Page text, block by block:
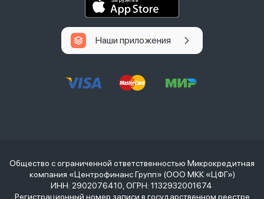
Наши приложения
Общество с ограниченной ответственностью Микрокредитная
компания «Центрофинанс Групп» (ООО МКК «ЦФГ»)
ИНН: 2902076410, ОГРН: 1132932001674
Регистрационный номер записи в государственном реестре